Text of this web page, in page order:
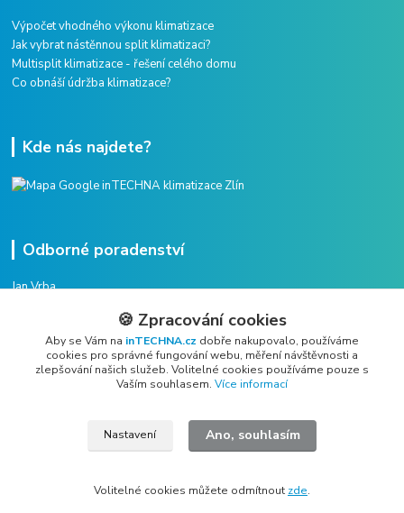
Výpočet vhodného výkonu klimatizace
Jak vybrat nástěnnou split klimatizaci?
Multisplit klimatizace - řešení celého domu
Co obnáší údržba klimatizace?
Kde nás najdete?
Odborné poradenství
Jan Vrba
vrba@intechna.cz
All rights reserved Copyright © 2019 - 2026 inTECHNA s.r.o.
🍪 Zpracování cookies
Aby se Vám na inTECHNA.cz dobře nakupovalo, používáme
cookies pro správné fungování webu, měření návštěvnosti a
zlepšování našich služeb. Volitelné cookies používáme pouze s
Vaším souhlasem. Více informací
Nastavení Ano, souhlasím
Volitelné cookies můžete odmítnout zde.